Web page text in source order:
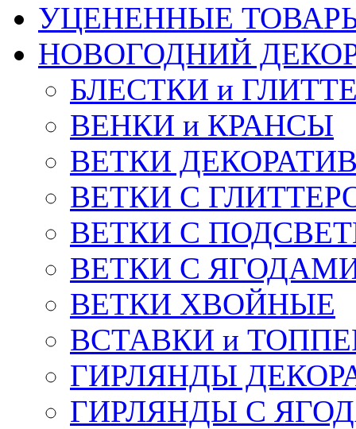
УЦЕНЕННЫЕ
НОВОГОДНИЙ
БЛЕСТКИ и
ВЕНКИ и КРАНСЫ
ВЕТКИ
ВЕТКИ С
ВЕТКИ С
ВЕТКИ С
ВЕТКИ ХВОЙНЫЕ
ВСТАВКИ и
ГИРЛЯНДЫ
ГИРЛЯНДЫ С